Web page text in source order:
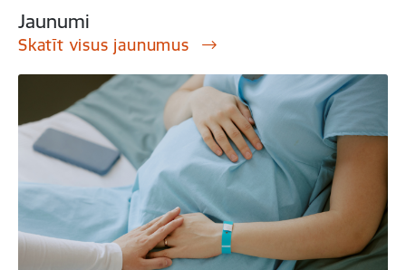
Jaunumi
Skatīt visus jaunumus